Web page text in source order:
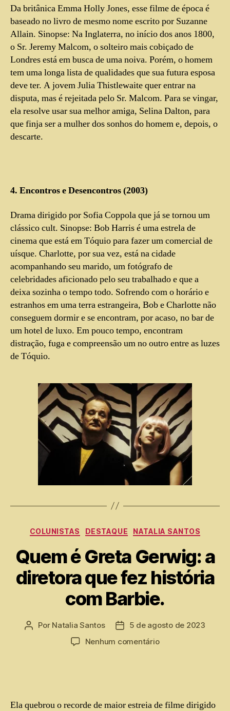
Da britânica Emma Holly Jones, esse filme de época é
baseado no livro de mesmo nome escrito por Suzanne
Allain. Sinopse: Na Inglaterra, no início dos anos 1800,
o Sr. Jeremy Malcom, o solteiro mais cobiçado de
Londres está em busca de uma noiva. Porém, o homem
tem uma longa lista de qualidades que sua futura esposa
deve ter. A jovem Julia Thistlewaite quer entrar na
disputa, mas é rejeitada pelo Sr. Malcom. Para se vingar,
ela resolve usar sua melhor amiga, Selina Dalton, para
que finja ser a mulher dos sonhos do homem e, depois, o
descarte.
4. Encontros e Desencontros (2003)
Drama dirigido por Sofia Coppola que já se tornou um
clássico cult. Sinopse: Bob Harris é uma estrela de
cinema que está em Tóquio para fazer um comercial de
uísque. Charlotte, por sua vez, está na cidade
acompanhando seu marido, um fotógrafo de
celebridades aficionado pelo seu trabalhado e que a
deixa sozinha o tempo todo. Sofrendo com o horário e
estranhos em uma terra estrangeira, Bob e Charlotte não
conseguem dormir e se encontram, por acaso, no bar de
um hotel de luxo. Em pouco tempo, encontram
distração, fuga e compreensão um no outro entre as luzes
de Tóquio.
COLUNISTAS DESTAQUE NATALIA SANTOS
Quem é Greta Gerwig: a
diretora que fez história
com Barbie.
Por Natalia Santos
5 de agosto de 2023
Nenhum comentário
Ela quebrou o recorde de maior estreia de filme dirigido